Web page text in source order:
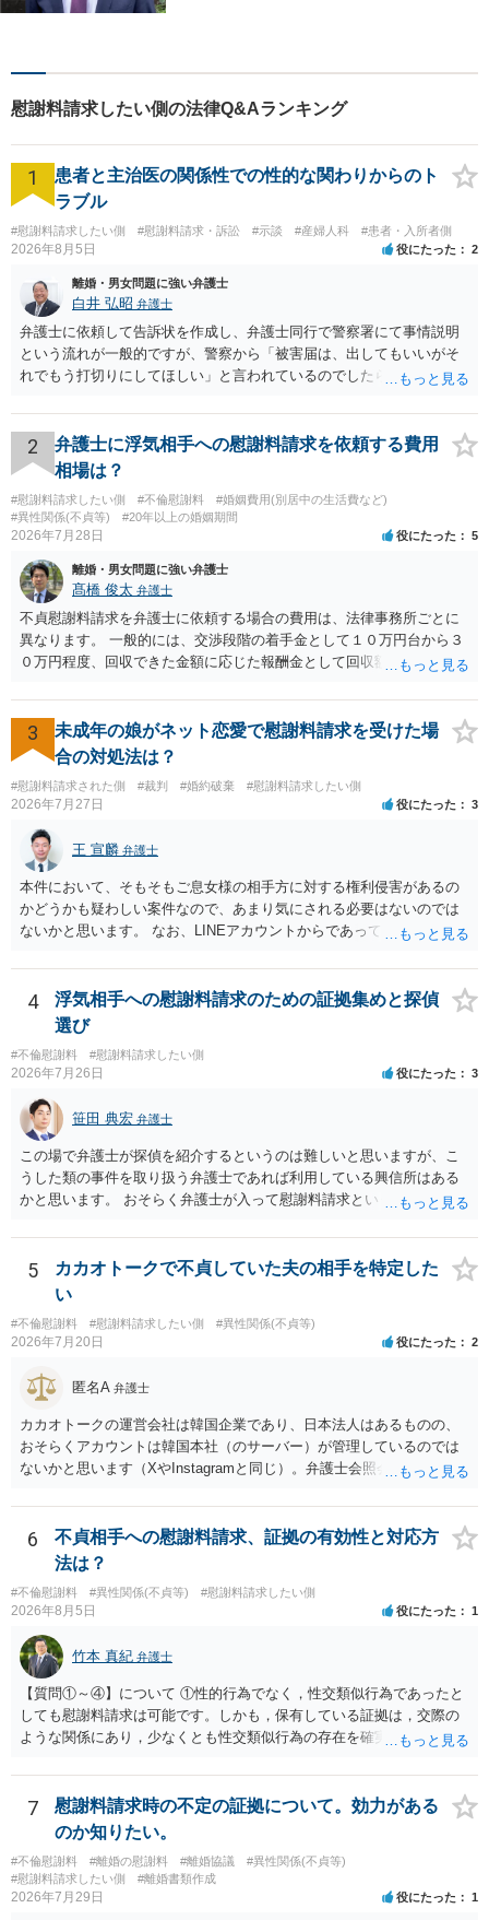
ょう。 地域のみなさまからの
す。
慰謝料請求したい側の法律Q&Aランキング
1
患者と主治医の関係性での性的な関わりからのト
ラブル
#慰謝料請求したい側 #慰謝料請求・訴訟 #示談 #産婦人科 #患者・入所者側
2026年8月5日 役にたった 2
離婚・男女問題に強い弁護士
白井 弘昭 弁護士
弁護士に依頼して告訴状を作成し、弁護士同行で警察署にて事情説明
という流れが一般的ですが、警察から「被害届は、出してもいいがそ
れでもう打切りにしてほしい」と言われているのでしたら、あまり結
検察庁に訴えるのもありかもしれないですが、実際に捜査をするの
は、結局所轄だと思われますので、やはり結論は変わらないかもしれ
ないです。 一度、最寄りの「刑事に強い」とうたっている弁護士に相
談してみてはいかがでしょうか。 以上、ご参考まで。
2
弁護士に浮気相手への慰謝料請求を依頼する費用
相場は？
#慰謝料請求したい側 #不倫慰謝料
#婚姻費用(別居中の生活費など)
#異性関係(不貞等)
#20年以上の婚姻期間
2026年7月28日 役にたった 5
離婚・男女問題に強い弁護士
髙橋 俊太 弁護士
不貞慰謝料請求を弁護士に依頼する場合の費用は、法律事務所ごとに
異なります。 一般的には、交渉段階の着手金として１０万円台から３
０万円程度、回収できた金額に応じた報酬金として回収額の１０％か
には、追加着手金や日当、実費が発生することもあります。 もっと
も、証拠が十分にあるか、相手方の住所・勤務先が分かるか、慰謝料
額、離婚の有無、交渉で終わるか訴訟まで見込むかによって、費用は
変わり得ます。依頼前に、交渉だけの場合、訴訟になった場合、回収
できなかった場合の費用を確認しておくとよいでしょう。 弁護士選び
では、不貞慰謝料案件の経験が相応にあるか、費用体系が明確か、見
通しを過度に楽観的に言い過ぎないか、質問に具体的に答えてくれる
か、連絡方法（メール、電話、弁護士直接か事務局員を介するかな
ど）や対応スピードが合うかを確認するとよいと思います。いずれに
しましても、弁護士への相談・依頼にあたっては、証拠資料、夫と相
手方の関係、相手方の氏名・住所等、夫婦関係への影響、離婚予定の
有無など事実関係をよく整理して相談されることをお勧めいたしま
す。
3
未成年の娘がネット恋愛で慰謝料請求を受けた場
合の対処法は？
#慰謝料請求された側 #裁判 #婚約破棄 #慰謝料請求したい側
2026年7月27日 役にたった 3
王 宣麟 弁護士
本件において、そもそもご息女様の相手方に対する権利侵害があるの
かどうかも疑わしい案件なので、あまり気にされる必要はないのでは
ないかと思います。 なお、LINEアカウントからであっても、そこに紐
るパターンはありえるものの、本件のような精神的損害が発生したと
明確にいえないような案件において開示がなされる可能性も低いので
はないかと推察します。
4
浮気相手への慰謝料請求のための証拠集めと探偵
選び
#不倫慰謝料 #慰謝料請求したい側
2026年7月26日 役にたった 3
笹田 典宏 弁護士
この場で弁護士が探偵を紹介するというのは難しいと思いますが、こ
うした類の事件を取り扱う弁護士であれば利用している興信所はある
かと思います。 おそらく弁護士が入って慰謝料請求という流れになる
めします。
5
カカオトークで不貞していた夫の相手を特定した
い
#不倫慰謝料 #慰謝料請求したい側 #異性関係(不貞等)
2026年7月20日 役にたった 2
匿名A 弁護士
カカオトークの運営会社は韓国企業であり、日本法人はあるものの、
おそらくアカウントは韓国本社（のサーバー）が管理しているのでは
ないかと思います（XやInstagramと同じ）。弁護士会照会は日本法に
対する照会は基本的にできないと解されています（弁護士会によって
は例外的に認める扱いもありますが、かなり限定されているので一般
的ではないでしょう）。もし韓国本社がアカウント管理をしているな
ら、日本法人へ送っても「ウチでは管理していない」という回答にな
ります。 個人で直接他人のID情報の開示を求めても拒否されるでしょ
う。
6
不貞相手への慰謝料請求、証拠の有効性と対応方
法は？
#不倫慰謝料 #異性関係(不貞等) #慰謝料請求したい側
2026年8月5日 役にたった 1
竹本 真紀 弁護士
【質問①～④】について ①性的行為でなく，性交類似行為であったと
しても慰謝料請求は可能です。しかも，保有している証拠は，交際の
ような関係にあり，少なくとも性交類似行為の存在を確実に証明でき
ことを窺わせるものです。）。ですから，慰謝料請求を進めることで
よいと思います。 ただ．慰謝料額については，婚姻破綻に至っていな
いとして，この点を考慮されることになるかもしれません。 ②夫との
今後のことを考えて書いてもらうか否かを検討するのがよいと思いま
す。今ある証拠以上のことを証明（証明力を強めることも含む）でき
るのであれば，前向きに検討を進めるという考え方でもよいでしょ
7
慰謝料請求時の不定の証拠について。効力がある
のか知りたい。
#不倫慰謝料 #離婚の慰謝料 #離婚協議
#異性関係(不貞等)
#慰謝料請求したい側
#離婚書類作成
2026年7月29日 役にたった 1